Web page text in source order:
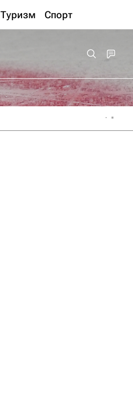
Туризм Спорт